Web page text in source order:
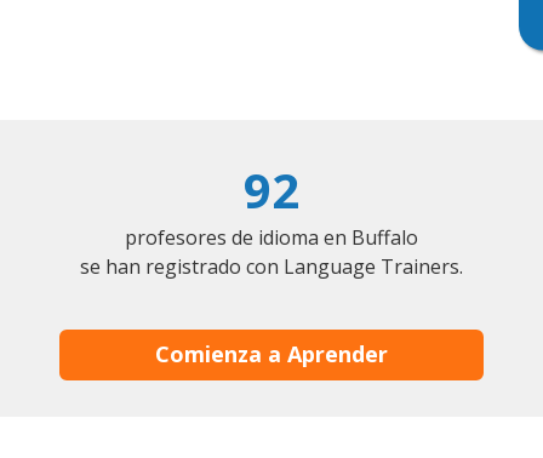
92
profesores de idioma en Buffalo
se han registrado con Language Trainers.
Comienza a Aprender